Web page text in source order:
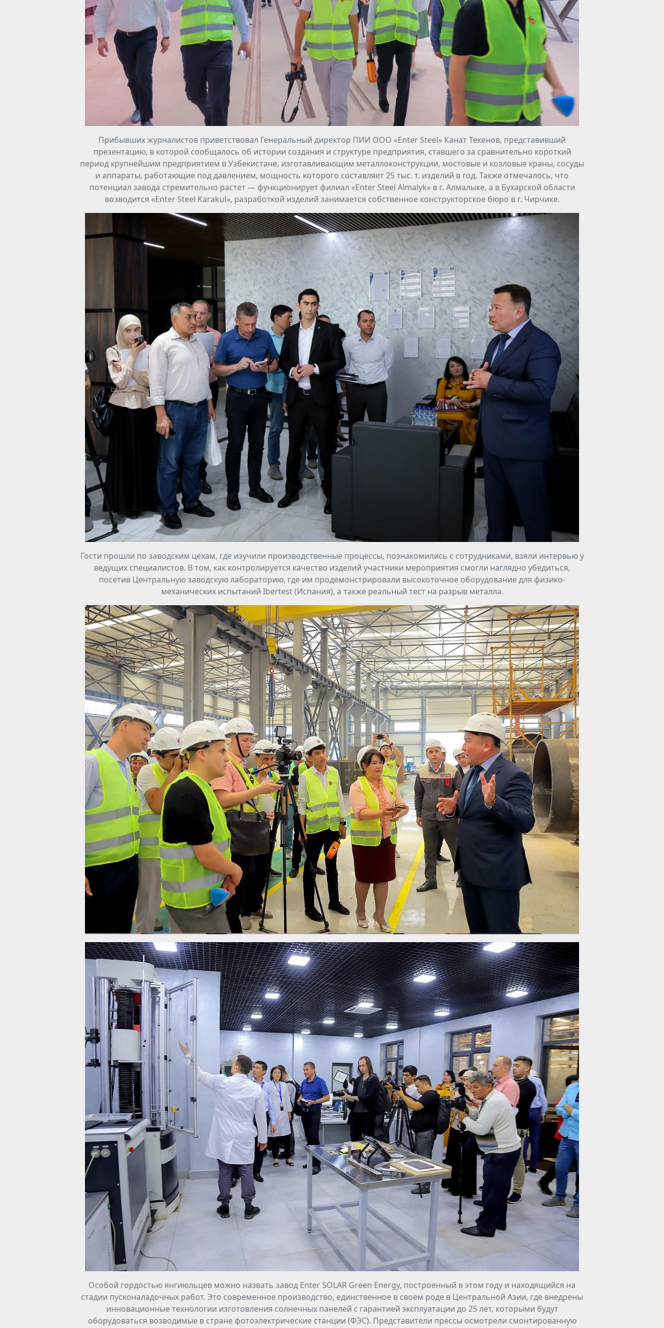
Прибывших журналистов приветствовал Генеральный директор ПИИ ООО «Enter Steel» Канат Текенов, представивший
презентацию, в которой сообщалось об истории создания и структуре предприятия, ставшего за сравнительно короткий
период крупнейшим предприятием в Узбекистане, изготавливающим металлоконструкции, мостовые и козловые краны, сосуды
и аппараты, работающие под давлением, мощность которого составляет 25 тыс. т. изделий в год. Также отмечалось, что
потенциал завода стремительно растет — функционирует филиал «Enter Steel Almalyk» в г. Алмалыке, а в Бухарской области
возводится «Enter Steel Karakul», разработкой изделий занимается собственное конструкторское бюро в г. Чирчике.
Гости прошли по заводским цехам, где изучили производственные процессы, познакомились с сотрудниками, взяли интервью у
ведущих специалистов. В том, как контролируется качество изделий участники мероприятия смогли наглядно убедиться,
посетив Центральную заводскую лабораторию, где им продемонстрировали высокоточное оборудование для физико-
механических испытаний Ibertest (Испания), а также реальный тест на разрыв металла.
Особой гордостью янгиюльцев можно назвать завод Enter SOLAR Green Energy, построенный в этом году и находящийся на
стадии пусконаладочных работ. Это современное производство, единственное в своем роде в Центральной Азии, где внедрены
инновационные технологии изготовления солнечных панелей с гарантией эксплуатации до 25 лет, которыми будут
оборудоваться возводимые в стране фотоэлектрические станции (ФЭС). Представители прессы осмотрели смонтированную